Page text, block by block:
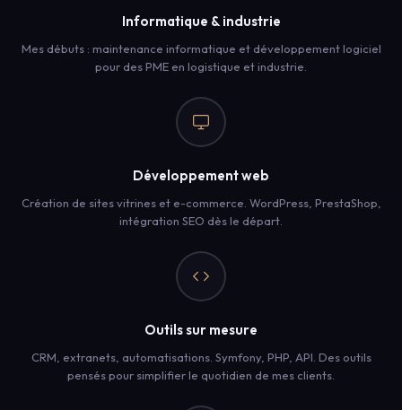
Informatique & industrie
Mes débuts : maintenance informatique et développement logiciel
pour des PME en logistique et industrie.
Développement web
Création de sites vitrines et e-commerce. WordPress, PrestaShop,
intégration SEO dès le départ.
Outils sur mesure
CRM, extranets, automatisations. Symfony, PHP, API. Des outils
pensés pour simplifier le quotidien de mes clients.